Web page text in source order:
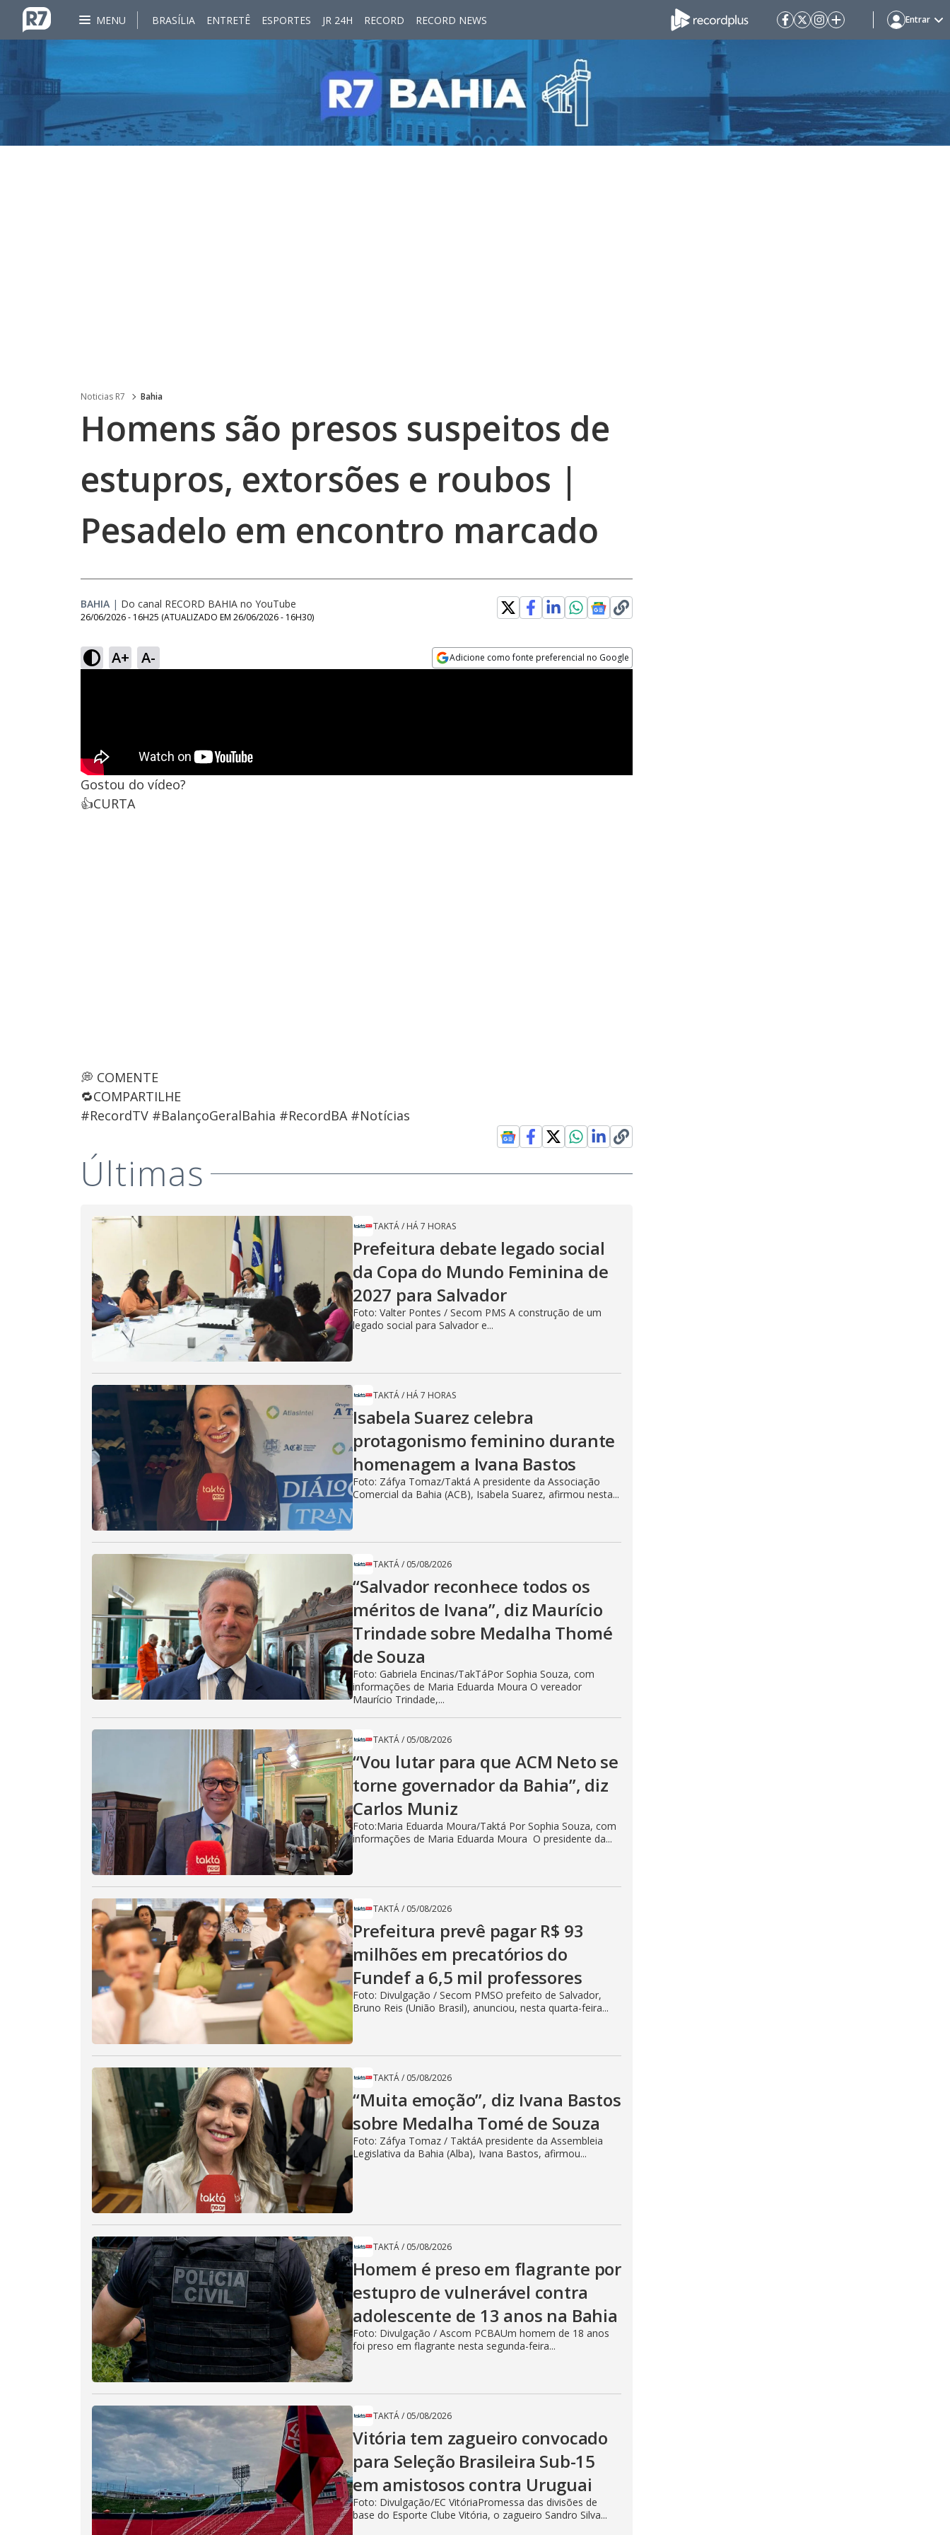
MENU BRASÍLIA ENTRETÊ ESPORTES JR 24H RECORD RECORD NEWS Entrar
Noticias R7 Bahia
Homens são presos suspeitos de
estupros, extorsões e roubos |
Pesadelo em encontro marcado
BAHIA | Do canal RECORD BAHIA no YouTube
26/06/2026 - 16H25 (ATUALIZADO EM 26/06/2026 - 16H30)
A+ A- Adicione como fonte preferencial no Google
Gostou do vídeo?
👍CURTA
💭 COMENTE
🔁COMPARTILHE
#RecordTV #BalançoGeralBahia #RecordBA #Notícias
Últimas
TAKTÁ/ HÁ 7 HORAS
Prefeitura debate legado social
da Copa do Mundo Feminina de
2027 para Salvador
Foto: Valter Pontes / Secom PMS A construção de um
legado social para Salvador e...
TAKTÁ/ HÁ 7 HORAS
Isabela Suarez celebra
protagonismo feminino durante
homenagem a Ivana Bastos
Foto: Záfya Tomaz/Taktá A presidente da Associação
Comercial da Bahia (ACB), Isabela Suarez, afirmou nesta...
TAKTÁ/ 05/08/2026
“Salvador reconhece todos os
méritos de Ivana”, diz Maurício
Trindade sobre Medalha Thomé
de Souza
Foto: Gabriela Encinas/TakTáPor Sophia Souza, com
informações de Maria Eduarda Moura O vereador
Maurício Trindade,...
TAKTÁ/ 05/08/2026
“Vou lutar para que ACM Neto se
torne governador da Bahia”, diz
Carlos Muniz
Foto:Maria Eduarda Moura/Taktá Por Sophia Souza, com
informações de Maria Eduarda Moura O presidente da...
TAKTÁ/ 05/08/2026
Prefeitura prevê pagar R$ 93
milhões em precatórios do
Fundef a 6,5 mil professores
Foto: Divulgação / Secom PMSO prefeito de Salvador,
Bruno Reis (União Brasil), anunciou, nesta quarta-feira...
TAKTÁ/ 05/08/2026
“Muita emoção”, diz Ivana Bastos
sobre Medalha Tomé de Souza
Foto: Záfya Tomaz / TaktáA presidente da Assembleia
Legislativa da Bahia (Alba), Ivana Bastos, afirmou...
TAKTÁ/ 05/08/2026
Homem é preso em flagrante por
estupro de vulnerável contra
adolescente de 13 anos na Bahia
Foto: Divulgação / Ascom PCBAUm homem de 18 anos
foi preso em flagrante nesta segunda-feira...
TAKTÁ/ 05/08/2026
Vitória tem zagueiro convocado
para Seleção Brasileira Sub-15
em amistosos contra Uruguai
Foto: Divulgação/EC VitóriaPromessa das divisões de
base do Esporte Clube Vitória, o zagueiro Sandro Silva...